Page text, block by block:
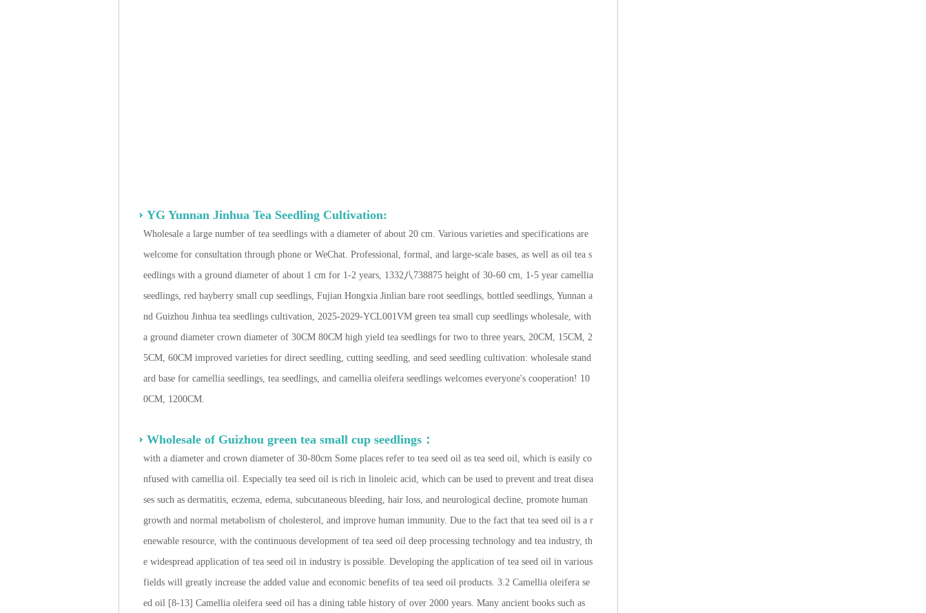
YG Yunnan Jinhua Tea Seedling Cultivation:
Wholesale a large number of tea seedlings with a diameter of about 20 cm. Various varieties and specifications are
welcome for consultation through phone or WeChat. Professional, formal, and large-scale bases, as well as oil tea s
eedlings with a ground diameter of about 1 cm for 1-2 years, 1332八738875 height of 30-60 cm, 1-5 year camellia
seedlings, red bayberry small cup seedlings, Fujian Hongxia Jinlian bare root seedlings, bottled seedlings, Yunnan a
nd Guizhou Jinhua tea seedlings cultivation, 2025-2029-YCL001VM green tea small cup seedlings wholesale, with
a ground diameter crown diameter of 30CM 80CM high yield tea seedlings for two to three years, 20CM, 15CM, 2
5CM, 60CM improved varieties for direct seedling, cutting seedling, and seed seedling cultivation: wholesale stand
ard base for camellia seedlings, tea seedlings, and camellia oleifera seedlings welcomes everyone's cooperation! 10
0CM, 1200CM.
Wholesale of Guizhou green tea small cup seedlings：
with a diameter and crown diameter of 30-80cm Some places refer to tea seed oil as tea seed oil, which is easily co
nfused with camellia oil. Especially tea seed oil is rich in linoleic acid, which can be used to prevent and treat disea
ses such as dermatitis, eczema, edema, subcutaneous bleeding, hair loss, and neurological decline, promote human
growth and normal metabolism of cholesterol, and improve human immunity. Due to the fact that tea seed oil is a r
enewable resource, with the continuous development of tea seed oil deep processing technology and tea industry, th
e widespread application of tea seed oil in industry is possible. Developing the application of tea seed oil in various
fields will greatly increase the added value and economic benefits of tea seed oil products. 3.2 Camellia oleifera se
ed oil [8-13] Camellia oleifera seed oil has a dining table history of over 2000 years. Many ancient books such as